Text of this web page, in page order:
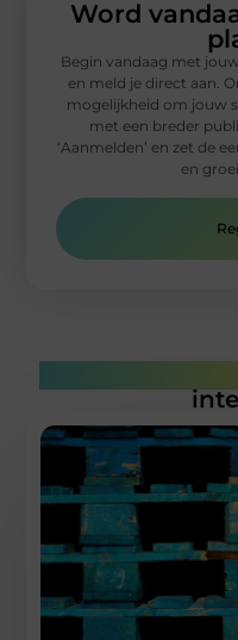
Word
Begin vandaag met
en meld je direct aan.
mogelijkheid om jouw
met een breder
‘Aanmelden’ en zet de
en